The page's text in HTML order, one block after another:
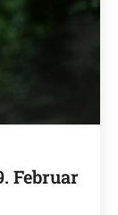
Februar